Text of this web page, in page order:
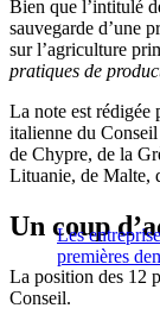
Bien que l’intitulé
sauvegarde d’une
sur l’agriculture
pratiques de
La note est rédigée
italienne du
de Chypre, de la
Lituanie, de Malte,
Les
premières
Un coup
La position des 12
Conseil.